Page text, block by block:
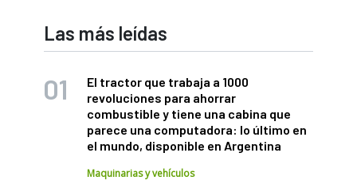
Las más leídas
El tractor que trabaja a 1000
revoluciones para ahorrar
combustible y tiene una cabina que
parece una computadora: lo último en
el mundo, disponible en Argentina
Maquinarias y vehículos